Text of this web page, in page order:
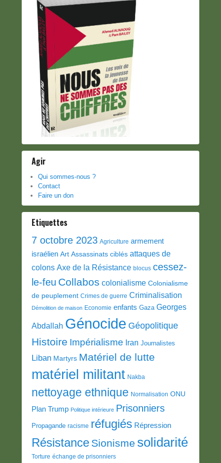
Agir
Qui sommes-nous ?
Contact
Faire un don
Etiquettes
7 octobre 2023 Agriculture armement
israélien Art Assassinats ciblés attaques de
colons Axe de la Résistance blocus cessez-
le-feu Collabos colonialisme Colonialisme
de peuplement Crimes de guerre Criminalisation
Démolition de maison Economie enfants Gaza Georges
Abdallah Génocide Géopolitique
Histoire Impérialisme Iran Journalistes
Liban Martyrs Matériel de lutte
matériel militant Nakba
nettoyage ethnique Normalisation ONU
Plan Trump Politique intérieure Prisonniers
Propagande racisme réfugiés Répression
Résistance Sionisme solidarité
Torture échange de prisonniers